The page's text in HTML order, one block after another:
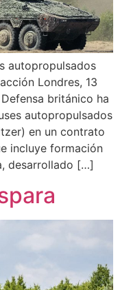
autopropulsados
Londres, 13
británico ha
autopropulsados
en un contrato
incluye formación
desarrollado […]